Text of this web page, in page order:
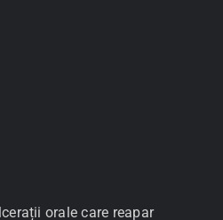
orale care reapar